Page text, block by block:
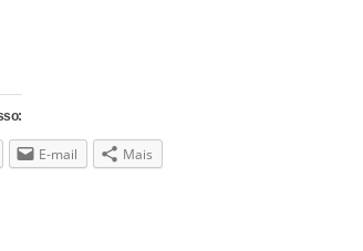
E-mail Mais